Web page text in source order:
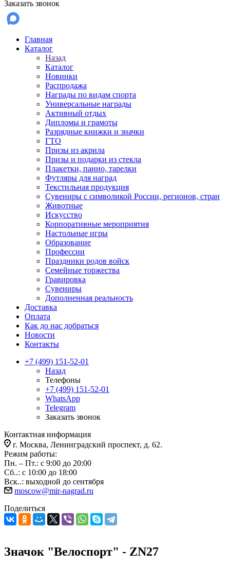
Заказать звонок
Главная
Каталог
Назад
Каталог
Новинки
Распродажа
Награды по видам спорта
Универсальные награды
Активный отдых
Дипломы и грамоты
Разрядные книжки и значки
ГТО
Призы из акрила
Призы и подарки из стекла
Плакетки, панно, тарелки
Футляры для наград
Текстильная продукция
Сувениры с символикой России, регионов, стран
Животные
Искусство
Корпоративные мероприятия
Настольные игры
Образование
Профессии
Праздники родов войск
Семейные торжества
Гравировка
Сувениры
Дополненная реальность
Доставка
Оплата
Как до нас добраться
Новости
Контакты
+7 (499) 151-52-01
Назад
Телефоны
+7 (499) 151-52-01
WhatsApp
Telegram
Заказать звонок
Контактная информация
г. Москва, Ленинградский проспект, д. 62.
Режим работы:
Пн. – Пт.: с 9:00 до 20:00
Сб..: с 10:00 до 18:00
Вск..: выходной до сентября
moscow@mir-nagrad.ru
Поделиться
Значок "Велоспорт" - ZN27